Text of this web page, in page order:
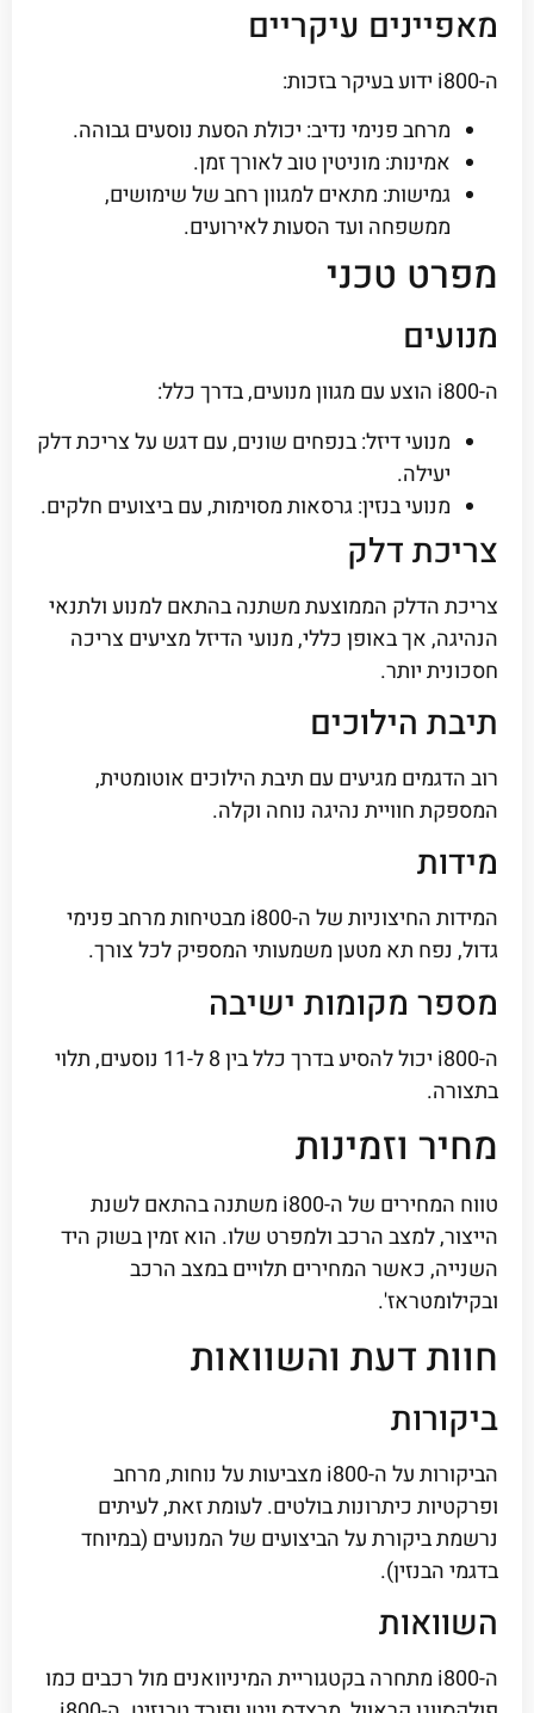
מאפיינים עיקריים
ה-i800 ידוע בעיקר בזכות:
מרחב פנימי נדיב: יכולת הסעת נוסעים גבוהה.
אמינות: מוניטין טוב לאורך זמן.
גמישות: מתאים למגוון רחב של שימושים,
ממשפחה ועד הסעות לאירועים.
מפרט טכני
מנועים
ה-i800 הוצע עם מגוון מנועים, בדרך כלל:
מנועי דיזל: בנפחים שונים, עם דגש על צריכת דלק
יעילה.
מנועי בנזין: גרסאות מסוימות, עם ביצועים חלקים.
צריכת דלק
צריכת הדלק הממוצעת משתנה בהתאם למנוע ולתנאי
הנהיגה, אך באופן כללי, מנועי הדיזל מציעים צריכה
חסכונית יותר.
תיבת הילוכים
רוב הדגמים מגיעים עם תיבת הילוכים אוטומטית,
המספקת חוויית נהיגה נוחה וקלה.
מידות
המידות החיצוניות של ה-i800 מבטיחות מרחב פנימי
גדול, נפח תא מטען משמעותי המספיק לכל צורך.
מספר מקומות ישיבה
ה-i800 יכול להסיע בדרך כלל בין 8 ל-11 נוסעים, תלוי
בתצורה.
מחיר וזמינות
טווח המחירים של ה-i800 משתנה בהתאם לשנת
הייצור, למצב הרכב ולמפרט שלו. הוא זמין בשוק היד
השנייה, כאשר המחירים תלויים במצב הרכב
ובקילומטראז'.
חוות דעת והשוואות
ביקורות
הביקורות על ה-i800 מצביעות על נוחות, מרחב
ופרקטיות כיתרונות בולטים. לעומת זאת, לעיתים
נרשמת ביקורת על הביצועים של המנועים (במיוחד
בדגמי הבנזין).
השוואות
ה-i800 מתחרה בקטגוריית המיניוואנים מול רכבים כמו